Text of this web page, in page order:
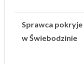
Sprawca
w Świebodzinie